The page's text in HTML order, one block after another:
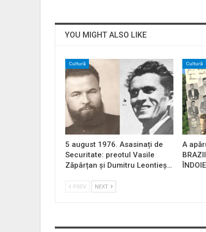
YOU MIGHT ALSO LIKE
Cultură
5 august 1976. Asasinați de
Securitate: preotul Vasile
Zăpârțan și Dumitru Leontieș…
Cultură
A
PREV NEXT